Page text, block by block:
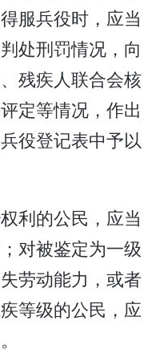
服兵役时，应当
处刑罚情况，向
残疾人联合会核
定等情况，作出
役登记表中予以
利的公民，应当
对被鉴定为一级
劳动能力，或者
等级的公民，应